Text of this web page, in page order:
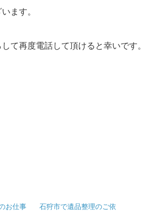
ます。
して再度電話して頂けると幸いです。
お仕事
石狩市で遺品整理のご依